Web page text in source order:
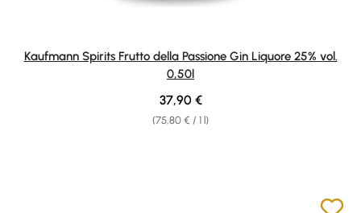
Kaufmann Spirits Frutto della Passione Gin Liquore 25% vol.
0,50l
(75,80 € / 1 l)
Regular price:
37,90 €